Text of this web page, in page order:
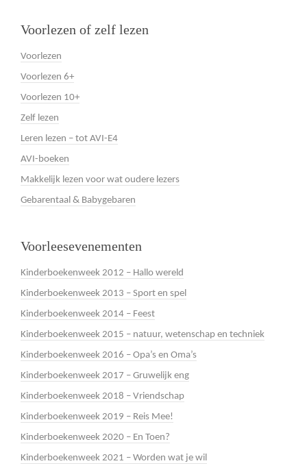
Voorlezen of zelf lezen
Voorlezen
Voorlezen 6+
Voorlezen 10+
Zelf lezen
Leren lezen – tot AVI-E4
AVI-boeken
Makkelijk lezen voor wat oudere lezers
Gebarentaal & Babygebaren
Voorleesevenementen
Kinderboekenweek 2012 – Hallo wereld
Kinderboekenweek 2013 – Sport en spel
Kinderboekenweek 2014 – Feest
Kinderboekenweek 2015 – natuur, wetenschap en techniek
Kinderboekenweek 2016 – Opa’s en Oma’s
Kinderboekenweek 2017 – Gruwelijk eng
Kinderboekenweek 2018 – Vriendschap
Kinderboekenweek 2019 – Reis Mee!
Kinderboekenweek 2020 – En Toen?
Kinderboekenweek 2021 – Worden wat je wil